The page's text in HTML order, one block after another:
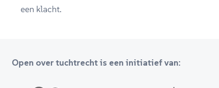
een klacht.
Open over tuchtrecht is een initiatief van: